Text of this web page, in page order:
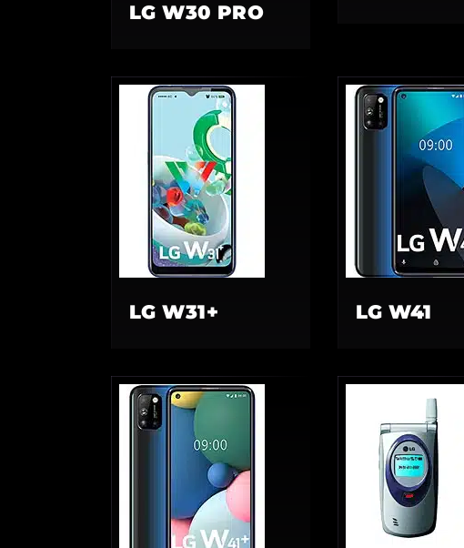
LG W30 PRO
LG W31+ LG W41